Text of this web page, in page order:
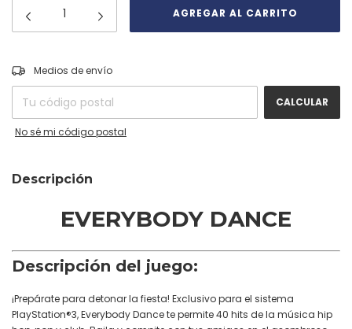
Entregas para el CP:
Medios de envío
CALCULAR
No sé mi código postal
Descripción
EVERYBODY DANCE
Descripción del juego:
¡Prepárate para detonar la fiesta! Exclusivo para el sistema
PlayStation®3, Everybody Dance te permite 40 hits de la música hip